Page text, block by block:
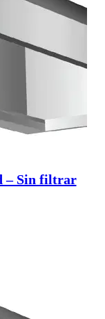
– Sin filtrar